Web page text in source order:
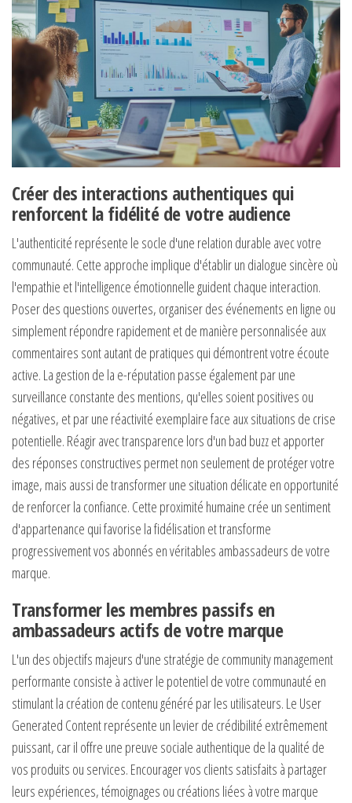
Créer des interactions authentiques qui
renforcent la fidélité de votre audience
L'authenticité représente le socle d'une relation durable avec votre
communauté. Cette approche implique d'établir un dialogue sincère où
l'empathie et l'intelligence émotionnelle guident chaque interaction.
Poser des questions ouvertes, organiser des événements en ligne ou
simplement répondre rapidement et de manière personnalisée aux
commentaires sont autant de pratiques qui démontrent votre écoute
active. La gestion de la e-réputation passe également par une
surveillance constante des mentions, qu'elles soient positives ou
négatives, et par une réactivité exemplaire face aux situations de crise
potentielle. Réagir avec transparence lors d'un bad buzz et apporter
des réponses constructives permet non seulement de protéger votre
image, mais aussi de transformer une situation délicate en opportunité
de renforcer la confiance. Cette proximité humaine crée un sentiment
d'appartenance qui favorise la fidélisation et transforme
progressivement vos abonnés en véritables ambassadeurs de votre
marque.
Transformer les membres passifs en
ambassadeurs actifs de votre marque
L'un des objectifs majeurs d'une stratégie de community management
performante consiste à activer le potentiel de votre communauté en
stimulant la création de contenu généré par les utilisateurs. Le User
Generated Content représente un levier de crédibilité extrêmement
puissant, car il offre une preuve sociale authentique de la qualité de
vos produits ou services. Encourager vos clients satisfaits à partager
leurs expériences, témoignages ou créations liées à votre marque